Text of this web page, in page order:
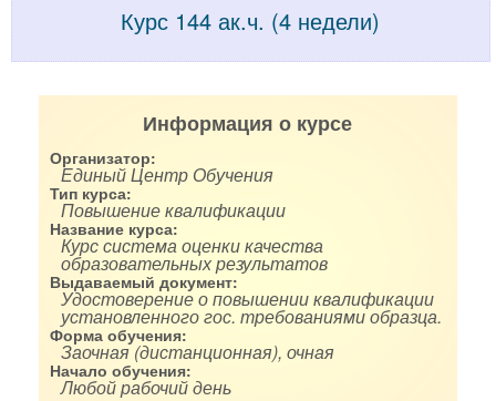
Курс 144 ак.ч. (4 недели)
Информация о курсе
Организатор:
Единый Центр Обучения
Тип курса:
Повышение квалификации
Название курса:
Курс система оценки качества
образовательных результатов
Выдаваемый документ:
Удостоверение о повышении квалификации
установленного гос. требованиями образца.
Форма обучения:
Заочная (дистанционная), очная
Начало обучения:
Любой рабочий день